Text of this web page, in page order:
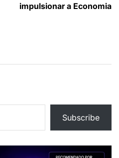
impulsionar a Economia
Subscribe